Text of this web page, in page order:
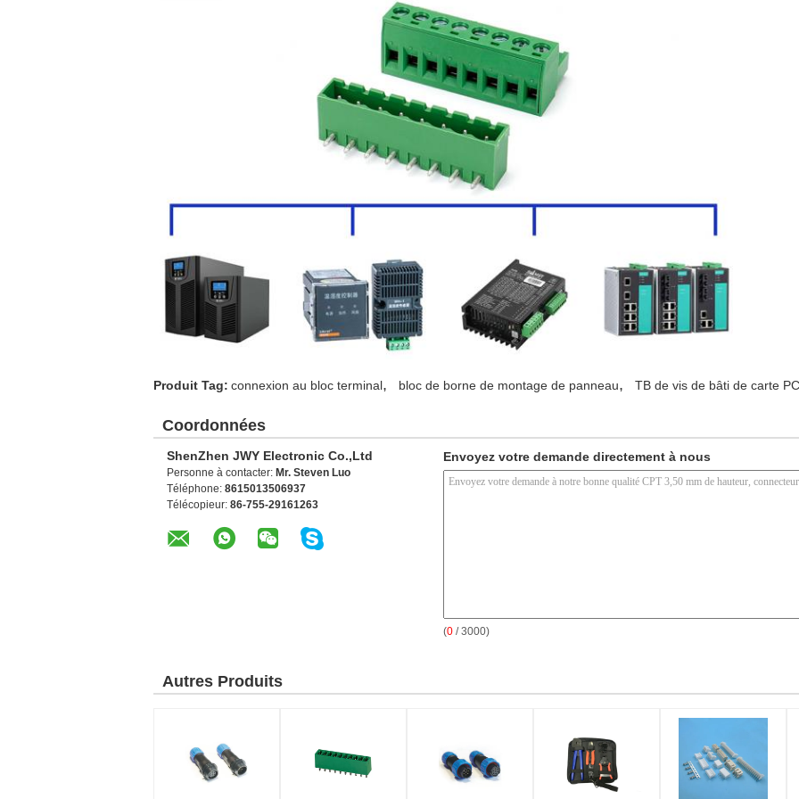
Produit Tag: connexion au bloc terminal, bloc de borne de montage de panneau, TB de vis de bâti de carte
Coordonnées
ShenZhen JWY Electronic Co.,Ltd
Personne à contacter: Mr. Steven Luo
Téléphone: 8615013506937
Télécopieur: 86-755-29161263
Envoyez votre demande directement à nous
(0 / 3000)
Autres Produits